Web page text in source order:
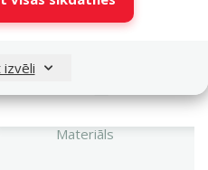
izvēli
Materiāls